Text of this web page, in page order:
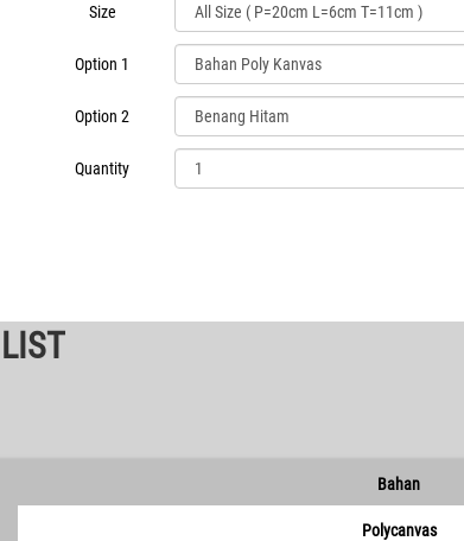
Size
Option 1
Option 2
Quantity
Bahan
Polycanvas